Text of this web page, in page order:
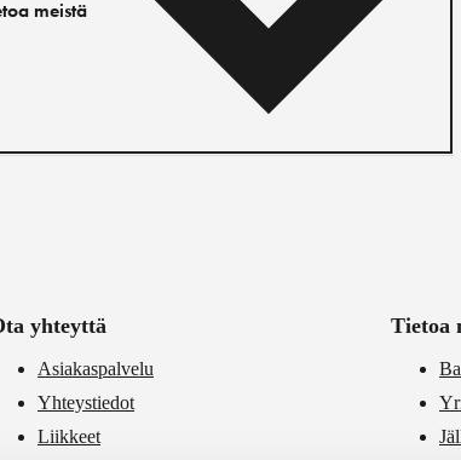
meistä
yhteyttä
Asiakaspalvelu
Yhteystiedot
Liikkeet
Tietoa